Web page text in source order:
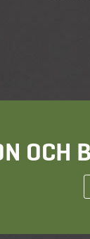
OCH